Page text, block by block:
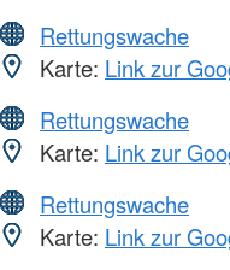
Rettungswache
Karte: Link zur
Rettungswache
Karte: Link zur
Rettungswache
Karte: Link zur